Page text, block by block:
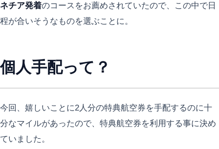
ネチア発着のコースをお薦めされていたので、この中で日
程が合いそうなものを選ぶことに。
個人手配って？
今回、嬉しいことに2人分の特典航空券を手配するのに十
分なマイルがあったので、特典航空券を利用する事に決め
ていました。